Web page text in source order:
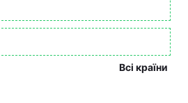
Всі країни